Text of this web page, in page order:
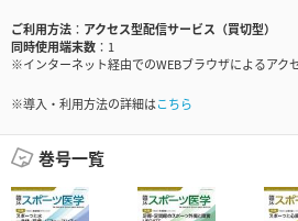
ご利用方法
アクセス型配信サービス（買切型）
同時使用端末数
1
※インターネット経由でのWEBブラウザによるアク
※導入・利用方法の詳細はこちら
巻号一覧